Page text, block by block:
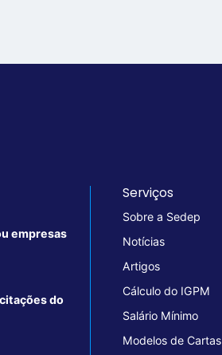
empresas
do
Serviços
Sobre a Sedep
Notícias
Artigos
Cálculo do IGPM
Salário Mínimo
Modelos de Cartas